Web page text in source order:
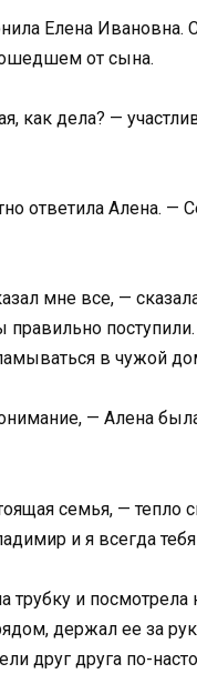
Елена Ивановна.
от сына.
как дела? —
ответила Алена. —
мне все, —
в чужой
— Алена
семья, — тепло
и я всегда
трубку и посмотрела
держал ее за
друг друга по-